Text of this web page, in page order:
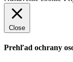
Close
Prehľad ochrany